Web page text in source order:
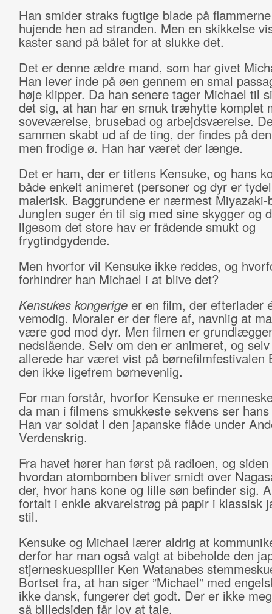
Han smider straks fugtige blade på
hujende hen ad stranden. Men en skikkelse
kaster sand på bålet for at slukke det.
Det er denne ældre mand, som har givet
Han lever inde på øen gennem en smal
høje klipper. Da han senere tager Michael til
det sig, at han har en smuk træhytte komplet
soveværelse, brusebad og arbejdsværelse.
sammen skabt ud af de ting, der findes på
men frodige ø. Han har været der længe.
Det er ham, der er titlens Kensuke, og hans
både enkelt animeret (personer og dyr er
malerisk. Baggrundene er nærmest Miyazaki-
Junglen suger én til sig med sine skygger og
ligesom det store hav er frådende smukt og
frygtindgydende.
Men hvorfor vil Kensuke ikke reddes, og
forhindrer han Michael i at blive det?
Kensukes kongerigeer en film, der efterlader
vemodig. Moraler er der flere af, navnlig at
være god mod dyr. Men filmen er
nedslående. Selv om den er animeret, og
allerede har været vist på børnefilmfestivalen
den ikke ligefrem børnevenlig.
For man forstår, hvorfor Kensuke er
da man i filmens smukkeste sekvens ser
Han var soldat i den japanske flåde under
Verdenskrig.
Fra havet hører han først på radioen, og
hvordan atombomben bliver smidt over
der, hvor hans kone og lille søn befinder sig.
fortalt i enkle akvarelstrøg på papir i klassisk
stil.
Kensuke og Michael lærer aldrig at
derfor har man også valgt at bibeholde den
stjerneskuespiller Ken Watanabes
Bortset fra, at han siger ”Michael” med
ikke dansk, fungerer det godt. Der er ikke
så billedsiden får lov at tale.